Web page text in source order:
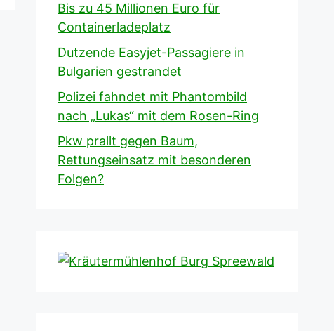
Bis zu 45 Millionen Euro für
Containerladeplatz
Dutzende Easyjet-Passagiere in
Bulgarien gestrandet
Polizei fahndet mit Phantombild
nach „Lukas“ mit dem Rosen-Ring
Pkw prallt gegen Baum,
Rettungseinsatz mit besonderen
Folgen?